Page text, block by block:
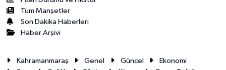
Tüm Manşetler
Son Dakika Haberleri
Haber Arşivi
Kahramanmaraş Genel Güncel
Ekonomi